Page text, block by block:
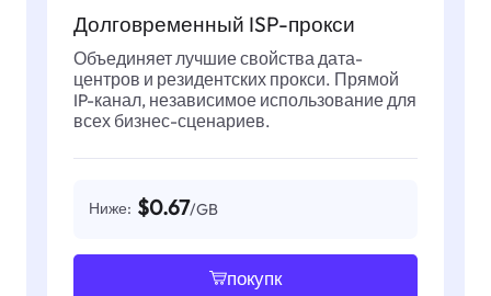
Долговременный ISP-прокси
Объединяет лучшие свойства дата-
центров и резидентских прокси. Прямой
IP-канал, независимое использование для
всех бизнес-сценариев.
Ниже: $0.67/GB
покупк